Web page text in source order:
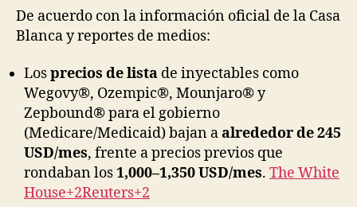
De acuerdo con la información oficial de la Casa
Blanca y reportes de medios:
Losprecios de lista de inyectables como
Wegovy®, Ozempic®, Mounjaro® y
Zepbound® para el gobierno
(Medicare/Medicaid) bajan aalrededor de 245
USD/mes, frente a precios previos que
rondaban los1,000–1,350 USD/mes. The White
House+2Reuters+2